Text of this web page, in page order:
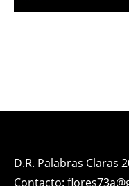
D.R. Palabras Claras
Contacto: